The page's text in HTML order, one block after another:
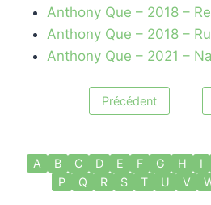
Anthony Que – 2018 –
Anthony Que – 2018 –
Anthony Que – 2021 –
Précédent
A B C D E F G H I
P
Q R S T U V